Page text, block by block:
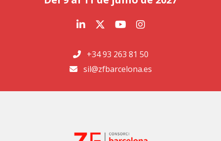
+34 93 263 81 50
sil@zfbarcelona.es